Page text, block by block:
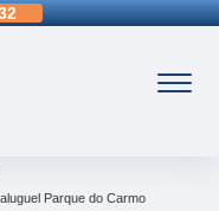
(15)3326-9334
Parque do Carmo